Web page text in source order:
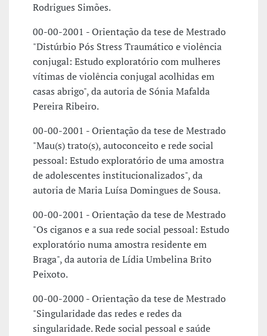
Rodrigues Simões.
00-00-2001 - Orientação da tese de Mestrado
"Distúrbio Pós Stress Traumático e violência
conjugal: Estudo exploratório com mulheres
vítimas de violência conjugal acolhidas em
casas abrigo", da autoria de Sónia Mafalda
Pereira Ribeiro.
00-00-2001 - Orientação da tese de Mestrado
"Mau(s) trato(s), autoconceito e rede social
pessoal: Estudo exploratório de uma amostra
de adolescentes institucionalizados", da
autoria de Maria Luísa Domingues de Sousa.
00-00-2001 - Orientação da tese de Mestrado
"Os ciganos e a sua rede social pessoal: Estudo
exploratório numa amostra residente em
Braga", da autoria de Lídia Umbelina Brito
Peixoto.
00-00-2000 - Orientação da tese de Mestrado
"Singularidade das redes e redes da
singularidade. Rede social pessoal e saúde